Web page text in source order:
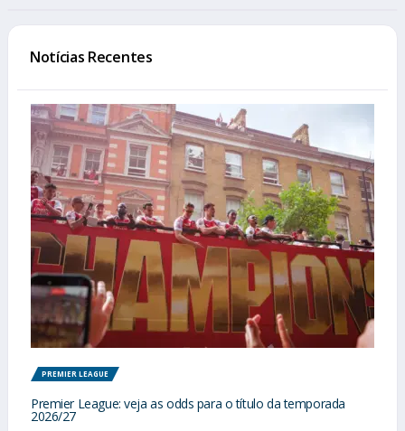
Notícias Recentes
PREMIER LEAGUE
Premier League: veja as odds para o título da temporada
2026/27